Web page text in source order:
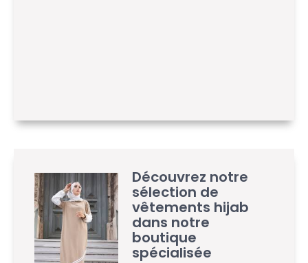
Découvrez notre
sélection de
vêtements hijab
dans notre
boutique
spécialisée